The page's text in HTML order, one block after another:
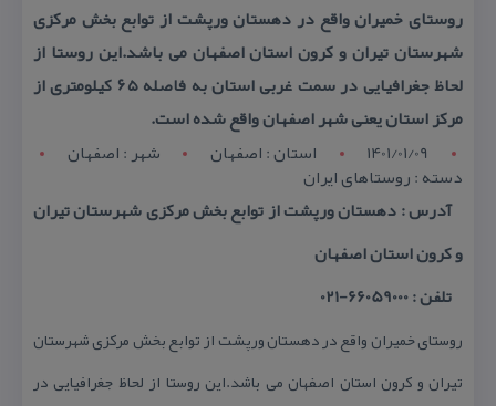
روستای خمیران واقع در دهستان ورپشت از توابع بخش مركزی
شهرستان تیران و كرون استان اصفهان می باشد.این روستا از
لحاظ جغرافیایی در سمت غربی استان به فاصله ۶۵ كیلومتری از
مركز استان یعنی شهر اصفهان واقع شده است.
1401/01/09
استان : اصفهان شهر : اصفهان
دسته : روستاهای ایران
آدرس : دهستان ورپشت از توابع بخش مركزی شهرستان تیران
و كرون استان اصفهان
تلفن : 66059000-021
روستای خمیران واقع در دهستان ورپشت از توابع بخش مركزی شهرستان
تیران و كرون استان اصفهان می باشد.این روستا از لحاظ جغرافیایی در